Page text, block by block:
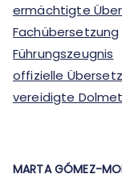
ermächtigte
Fachübersetzung
Führungszeugnis
offizielle
vereidigte
MARTA GÓMEZ-